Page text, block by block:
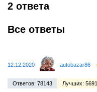
2 ответа
Все ответы
12.12.2020 autobazar86
Ответов: 78143 Лучших: 5691